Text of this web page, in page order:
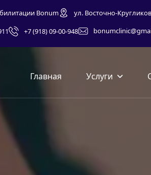
Bonum ул. Восточно-
+7 (918) 09-00-948
Главная Услуги